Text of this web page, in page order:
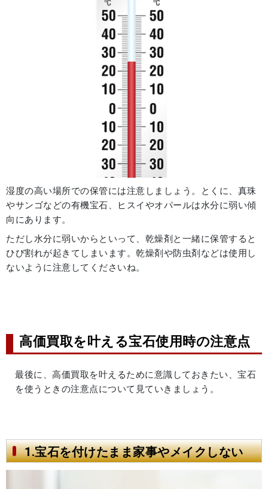
湿度の高い場所での保管には注意しましょう。とくに、真珠
やサンゴなどの有機宝石、ヒスイやオパールは水分に弱い傾
向にあります。
ただし水分に弱いからといって、乾燥剤と一緒に保管すると
ひび割れが起きてしまいます。乾燥剤や防虫剤などは使用し
ないように注意してくださいね。
高価買取を叶える宝石使用時の注意点
最後に、高価買取を叶えるために意識しておきたい、宝石
を使うときの注意点について見ていきましょう。
1.宝石を付けたまま家事やメイクしない